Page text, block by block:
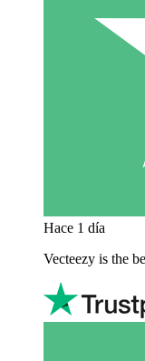
Hace 1 día
Vecteezy is the